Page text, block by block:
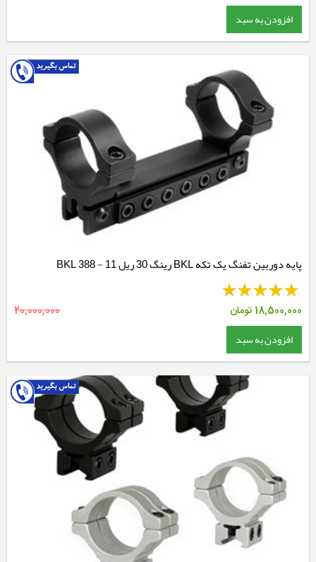
افزودن به سبد
پایه دوربین تفنگ یک تکه BKL رینگ 30 ریل 11 - BKL 388
18,500,000 تومان 20,000,000
افزودن به سبد